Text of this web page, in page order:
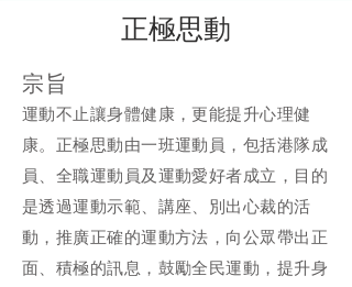
正極思動
宗旨
運動不止讓身體健康，更能提升心理健
康。正極思動由一班運動員，包括港隊成
員、全職運動員及運動愛好者成立，目的
是透過運動示範、講座、別出心裁的活
動，推廣正確的運動方法，向公眾帶出正
面、積極的訊息，鼓勵全民運動，提升身